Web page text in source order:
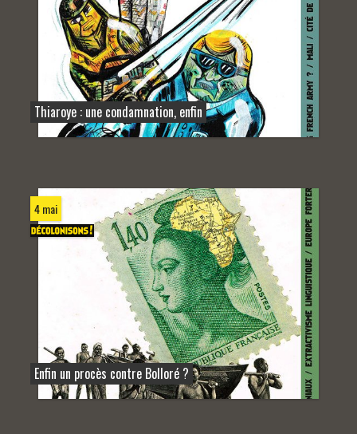
Thiaroye : une condamnation, enfin
4 mai
Enfin un procès contre Bolloré ?